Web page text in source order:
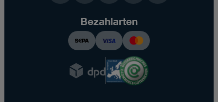
Bezahlarten